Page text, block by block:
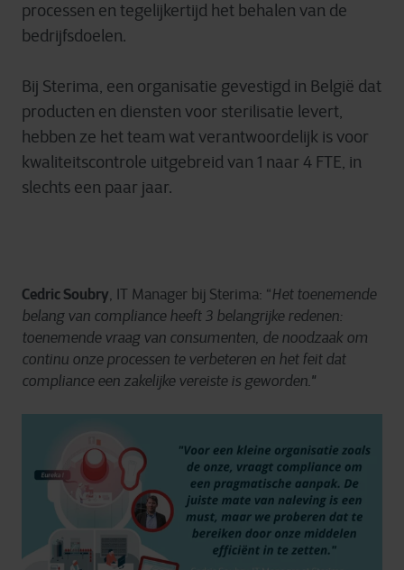
processen en tegelijkertijd het behalen van de
bedrijfsdoelen.
Bij Sterima, een organisatie gevestigd in België dat
producten en diensten voor sterilisatie levert,
hebben ze het team wat verantwoordelijk is voor
kwaliteitscontrole uitgebreid van 1 naar 4 FTE, in
slechts een paar jaar.
Cedric Soubry, IT Manager bij Sterima: “Het toenemende
belang van compliance heeft 3 belangrijke redenen:
toenemende vraag van consumenten, de noodzaak om
continu onze processen te verbeteren en het feit dat
compliance een zakelijke vereiste is geworden."